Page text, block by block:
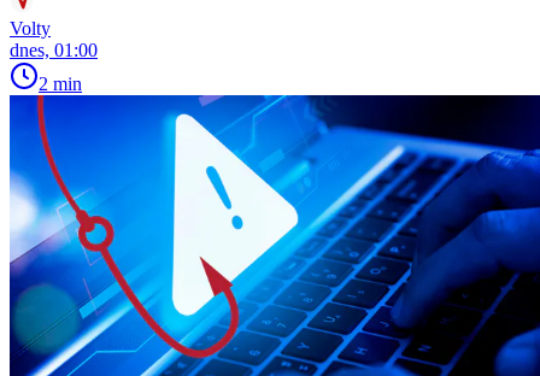
Volty
dnes, 01:00
2 min